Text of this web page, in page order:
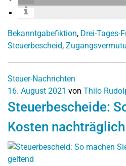
Bekanntgabefiktion, Drei-Tages-
Steuerbescheid,
Steuer-Nachrichten
16. August 2021 von Thilo
Steuerbescheide:
Kosten